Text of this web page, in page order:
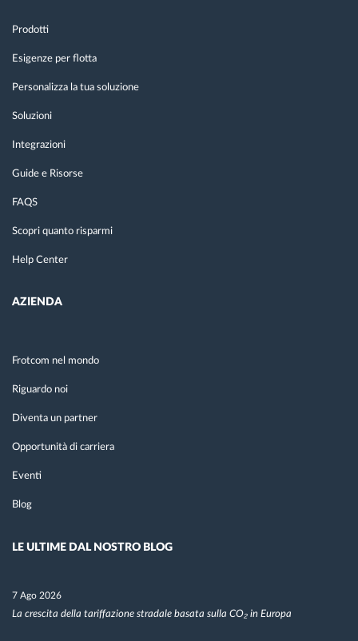
Prodotti
Esigenze per flotta
Personalizza la tua soluzione
Soluzioni
Integrazioni
Guide e Risorse
FAQS
Scopri quanto risparmi
Help Center
AZIENDA
Frotcom nel mondo
Riguardo noi
Diventa un partner
Opportunità di carriera
Eventi
Blog
LE ULTIME DAL NOSTRO BLOG
7 Ago 2026
La crescita della tariffazione stradale basata sulla CO₂ in Europa